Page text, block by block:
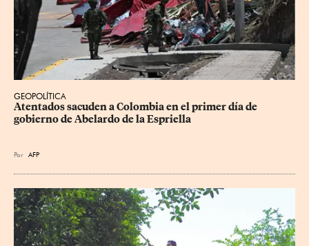
GEOPOLÍTICA
Atentados sacuden a Colombia en el primer día de
gobierno de Abelardo de la Espriella
Por AFP